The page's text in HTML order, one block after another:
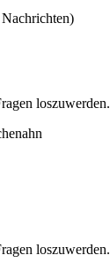
loszuwerden.
loszuwerden.